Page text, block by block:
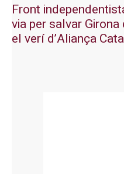
Front
via per salvar Girona
el verí d’Aliança